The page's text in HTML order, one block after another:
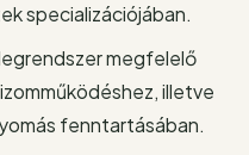
specializációjában.
megfelelő
illetve
fenntartásában.